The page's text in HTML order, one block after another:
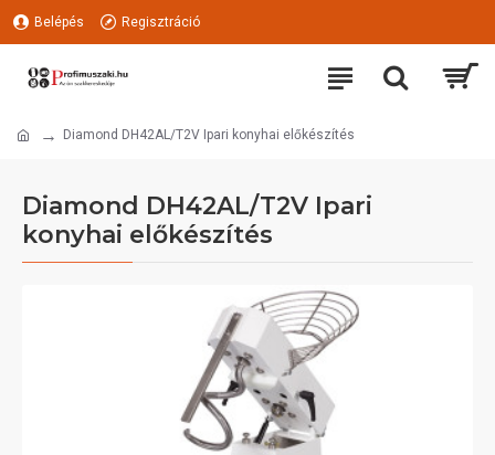
Belépés Regisztráció
Diamond DH42AL/T2V Ipari konyhai előkészítés
Diamond DH42AL/T2V Ipari
konyhai előkészítés